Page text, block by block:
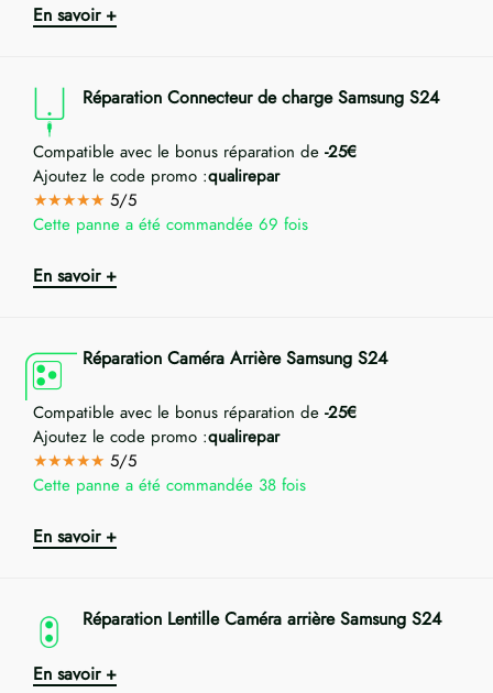
En savoir +
Réparation Connecteur de charge Samsung S24
Compatible avec le bonus réparation de -25€
Ajoutez le code promo :qualirepar
★★★★★ 5/5
Cette panne a été commandée 69 fois
En savoir +
Réparation Caméra Arrière Samsung S24
Compatible avec le bonus réparation de -25€
Ajoutez le code promo :qualirepar
★★★★★ 5/5
Cette panne a été commandée 38 fois
En savoir +
Réparation Lentille Caméra arrière Samsung S24
En savoir +